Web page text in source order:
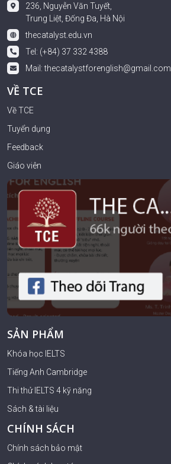
236, Nguyễn Văn Tuyết,
Trung Liệt, Đống Đa, Hà Nội
thecatalyst.edu.vn
Tel: (+84) 37 332 4388
Mail:thecatalystforenglish@gmail.com
VỀ TCE
Về TCE
Tuyển dụng
Feedback
Giáo viên
SẢN PHẨM
Khóa học IELTS
Tiếng Anh Cambridge
Thi thử IELTS 4 kỹ năng
Sách & tài liệu
CHÍNH SÁCH
Chính sách bảo mật